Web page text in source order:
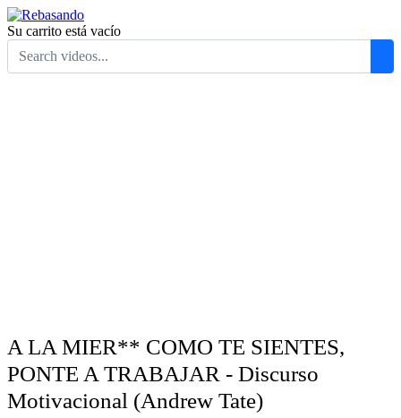
Su carrito está vacío
A LA MIER** COMO TE SIENTES,
PONTE A TRABAJAR - Discurso
Motivacional (Andrew Tate)